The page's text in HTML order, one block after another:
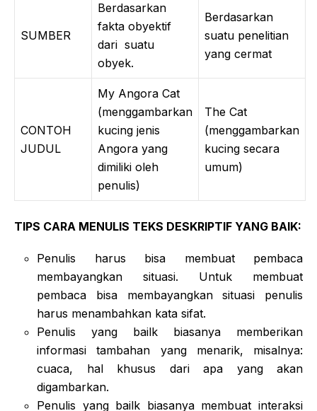
SUMBER
Berdasarkan
fakta obyektif
dari suatu
obyek.
Berdasarkan
suatu penelitian
yang cermat
CONTOH
JUDUL
My Angora Cat
(menggambarkan
kucing jenis
Angora yang
dimiliki oleh
penulis)
The Cat
(menggambarkan
kucing secara
umum)
TIPS CARA MENULIS TEKS DESKRIPTIF YANG BAIK:
Penulis harus bisa membuat pembaca
membayangkan situasi. Untuk membuat
pembaca bisa membayangkan situasi penulis
harus menambahkan kata sifat.
Penulis yang bailk biasanya memberikan
informasi tambahan yang menarik, misalnya:
cuaca, hal khusus dari apa yang akan
digambarkan.
Penulis yang bailk biasanya membuat interaksi